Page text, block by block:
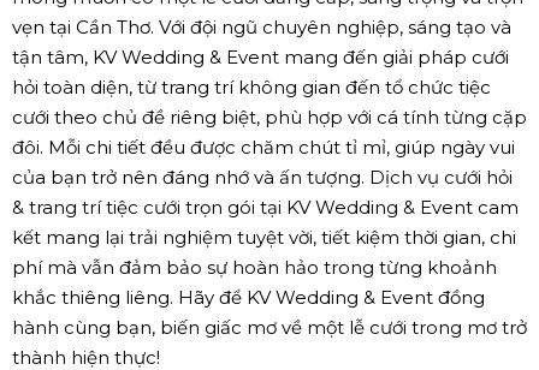
vẹn tại Cần Thơ. Với đội ngũ chuyên nghiệp, sáng tạo và
tận tâm, KV Wedding & Event mang đến giải pháp cưới
hỏi toàn diện, từ trang trí không gian đến tổ chức tiệc
cưới theo chủ đề riêng biệt, phù hợp với cá tính từng cặp
đôi. Mỗi chi tiết đều được chăm chút tỉ mỉ, giúp ngày vui
của bạn trở nên đáng nhớ và ấn tượng. Dịch vụ cưới hỏi
& trang trí tiệc cưới trọn gói tại KV Wedding & Event cam
kết mang lại trải nghiệm tuyệt vời, tiết kiệm thời gian, chi
phí mà vẫn đảm bảo sự hoàn hảo trong từng khoảnh
khắc thiêng liêng. Hãy để KV Wedding & Event đồng
hành cùng bạn, biến giấc mơ về một lễ cưới trong mơ trở
thành hiện thực!